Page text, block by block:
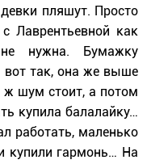
пляшут. Просто
Лаврентьевной как
нужна. Бумажку
так, она же выше
ж шум стоит, а потом
купила балалайку…
работать, маленько
купили гармонь… На